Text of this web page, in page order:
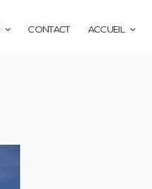
CONTACT ACCUEIL